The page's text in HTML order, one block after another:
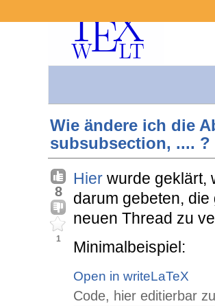
Wie ändere ich die
subsubsection, .... ?
8
1
Hier wurde geklärt,
darum gebeten,
neuen Thread zu
Minimalbeispiel:
Open in writeLaTeX
Code, hier editierbar